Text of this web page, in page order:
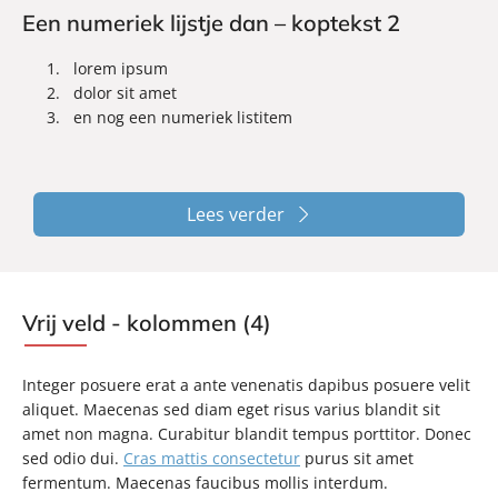
Een numeriek lijstje dan – koptekst 2
lorem ipsum
dolor sit amet
en nog een numeriek listitem
Lees verder
Vrij veld - kolommen (4)
Integer posuere erat a ante venenatis dapibus posuere velit
aliquet. Maecenas sed diam eget risus varius blandit sit
amet non magna. Curabitur blandit tempus porttitor. Donec
sed odio dui. Cras mattis consectetur purus sit amet
fermentum. Maecenas faucibus mollis interdum.